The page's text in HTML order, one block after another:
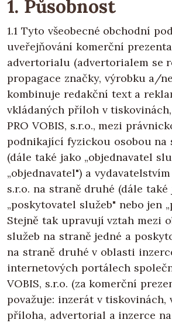
1. Působnost
1.1 Tyto všeobecné obchodní
uveřejňování komerční
advertorialu (advertorialem se
propagace značky, výrobku a/
kombinuje redakční text a
vkládaných příloh v
PRO VOBIS, s.r.o., mezi
podnikající fyzickou osobou na
(dále také jako „objednavatel
„objednavatel") a vydavatelstvím
s.r.o. na straně druhé (dále také
„poskytovatel služeb" nebo jen
Stejně tak upravují vztah mezi
služeb na straně jedné a
na straně druhé v oblasti
internetových portálech
VOBIS, s.r.o. (za komerční
považuje: inzerát v tiskovinách,
příloha, advertorial a inzerce